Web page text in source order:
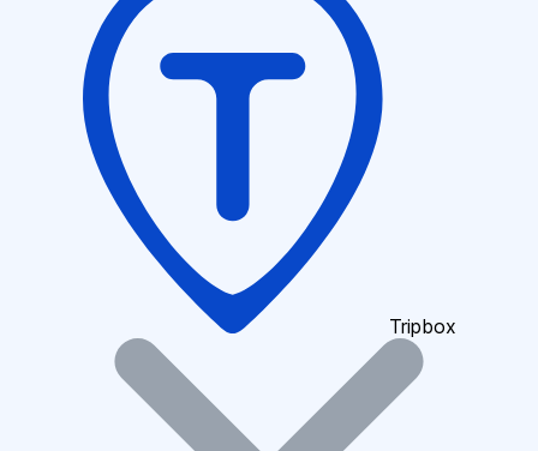
Tripbox